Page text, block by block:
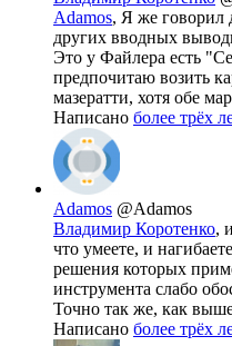
Adamos, Я же говорил
других вводных
Это у Файлера есть
предпочитаю возить
мазератти, хотя обе
Написано более трёх
Adamos @Adamos
Владимир Коротенко,
что умеете, и
решения которых
инструмента слабо
Точно так же, как
Написано более трёх